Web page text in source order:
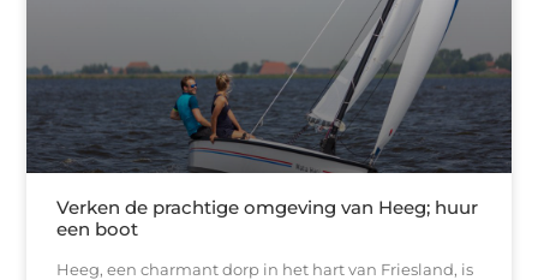
Verken de prachtige omgeving van Heeg; huur
een boot
Heeg, een charmant dorp in het hart van Friesland, is